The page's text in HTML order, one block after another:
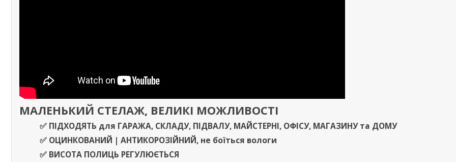
МАЛЕНЬКИЙ СТЕЛАЖ, ВЕЛИКІ МОЖЛИВОСТІ
✅ ПІДХОДЯТЬ для ГАРАЖА, СКЛАДУ, ПІДВАЛУ, МАЙСТЕРНІ, ОФІСУ, МАГАЗИНУта ДОМУ
✅ ОЦИНКОВАНИЙ | АНТИКОРОЗІЙНИЙ, не боїться вологи
✅ ВИСОТА ПОЛИЦЬ РЕГУЛЮЄТЬСЯ